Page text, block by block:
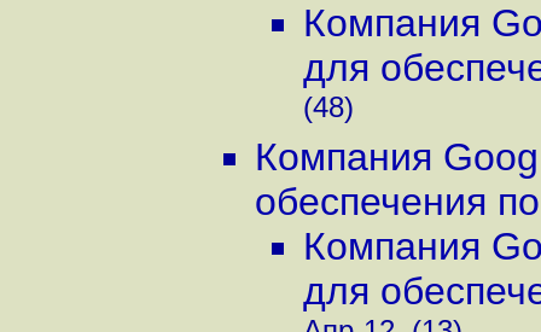
Компания
для
(48)
Компания
обеспечения
Компания
для